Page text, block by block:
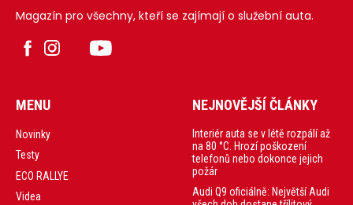
Magazín pro všechny, kteří se zajímají o služební auta.
MENU
Novinky
Testy
ECO RALLYE
Videa
NEJNOVĚJŠÍ ČLÁNKY
Interiér auta se v létě rozpálí až
na 80 °C. Hrozí poškození
telefonů nebo dokonce jejich
požár
Audi Q9 oficiálně: Největší Audi